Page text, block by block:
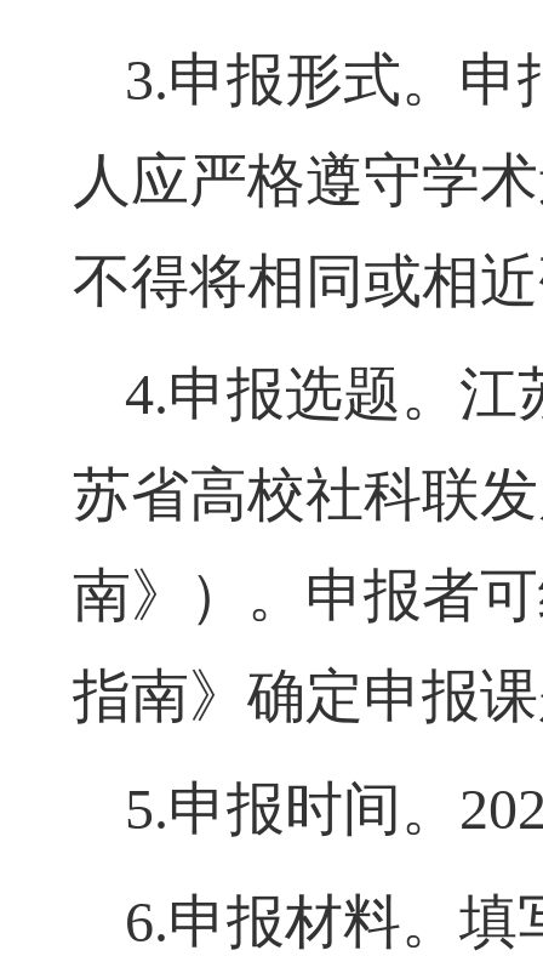
3.申报形式。申
人应严格遵守学
不得将相同或相
4.申报选题。江
苏省高校社科联
南》）。申报者
指南》确定申报
5.申报时间。
6.申报材料。填